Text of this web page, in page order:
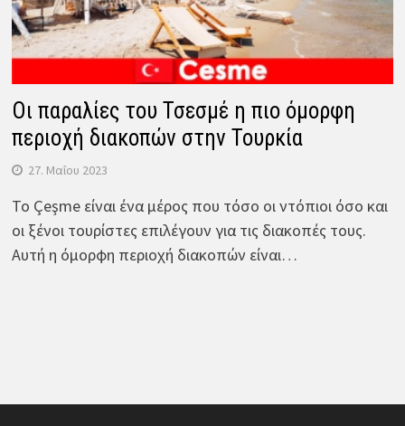
Οι παραλίες του Τσεσμέ η πιο όμορφη
περιοχή διακοπών στην Τουρκία
27. Μαΐου 2023
Το Çeşme είναι ένα μέρος που τόσο οι ντόπιοι όσο και
οι ξένοι τουρίστες επιλέγουν για τις διακοπές τους.
Αυτή η όμορφη περιοχή διακοπών είναι…